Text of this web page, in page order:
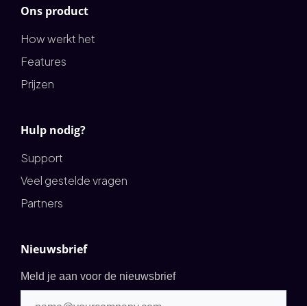
Ons product
How werkt het
Features
Prijzen
Hulp nodig?
Support
Veel gestelde vragen
Partners
Nieuwsbrief
Meld je aan voor de nieuwsbrief